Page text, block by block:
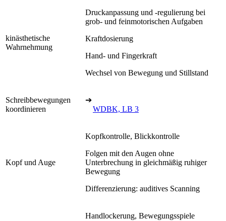
kinästhetische
Wahrnehmung
Druckanpassung und -regulierung bei
grob- und feinmotorischen Aufgaben
Kraftdosierung
Hand- und Fingerkraft
Wechsel von Bewegung und Stillstand
Schreibbewegungen
koordinieren
➔
WDBK, LB 3
Kopf und Auge
Kopfkontrolle, Blickkontrolle
Folgen mit den Augen ohne
Unterbrechung in gleichmäßig ruhiger
Bewegung
Differenzierung: auditives Scanning
Handlockerung, Bewegungsspiele